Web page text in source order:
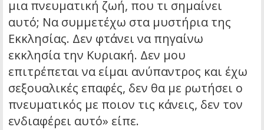
μια πνευματική ζωή, που τι σημαίνει
αυτό; Να συμμετέχω στα μυστήρια της
Εκκλησίας. Δεν φτάνει να πηγαίνω
εκκλησία την Κυριακή. Δεν μου
επιτρέπεται να είμαι ανύπαντρος και έχω
σεξουαλικές επαφές, δεν θα με ρωτήσει ο
πνευματικός με ποιον τις κάνεις, δεν τον
ενδιαφέρει αυτό» είπε.